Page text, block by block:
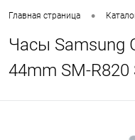
Главная страница •
Часы Samsung
44mm SM-R820
Сегодня